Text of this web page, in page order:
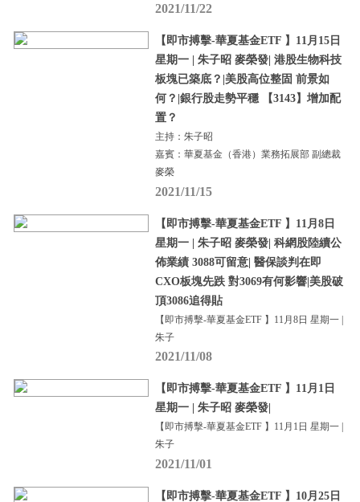
2021/11/22
【即市搏擊-華夏基金ETF 】11月15日
星期一 | 朱子昭 麥榮發| 港股生物科技
板塊已築底？|美股高位整固 前景如
何？|銀行股走勢平穩 【3143】增加配
置？
主持：朱子昭
嘉賓：華夏基金（香港）業務拓展部 副總裁
麥榮
2021/11/15
【即市搏擊-華夏基金ETF 】11月8日
星期一 | 朱子昭 麥榮發| 科網股陸續公
佈業績 3088可留意| 醫保談判在即
CXO板塊先跌 對3069有何影響|美股破
頂3086追得貼
【即市搏擊-華夏基金ETF 】11月8日 星期一 |
朱子
2021/11/08
【即市搏擊-華夏基金ETF 】11月1日
星期一 | 朱子昭 麥榮發|
【即市搏擊-華夏基金ETF 】11月1日 星期一 |
朱子
2021/11/01
【即市搏擊-華夏基金ETF 】10月25日